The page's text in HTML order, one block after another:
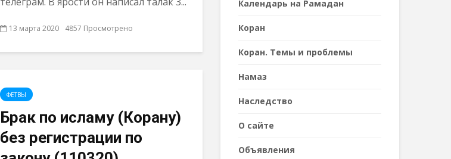
13 марта 2020 4857 Просмотрено
ФЕТВЫ
Брак по исламу (Корану)
без регистрации по
Календарь на Рамадан
Коран
Коран. Темы и проблемы
Намаз
Наследствo
О сайте
Объявления